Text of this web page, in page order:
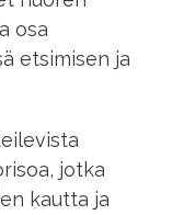
osa
etsimisen ja
jotka
kautta ja